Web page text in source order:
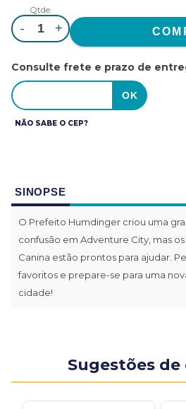
Qtde.
- +
Consulte frete e prazo de
NÃO SABE O CEP?
SINOPSE
O Prefeito Humdinger criou uma
confusão em Adventure City, mas
Canina estão prontos para ajudar.
favoritos e prepare-se para uma
cidade!
Sugestões de